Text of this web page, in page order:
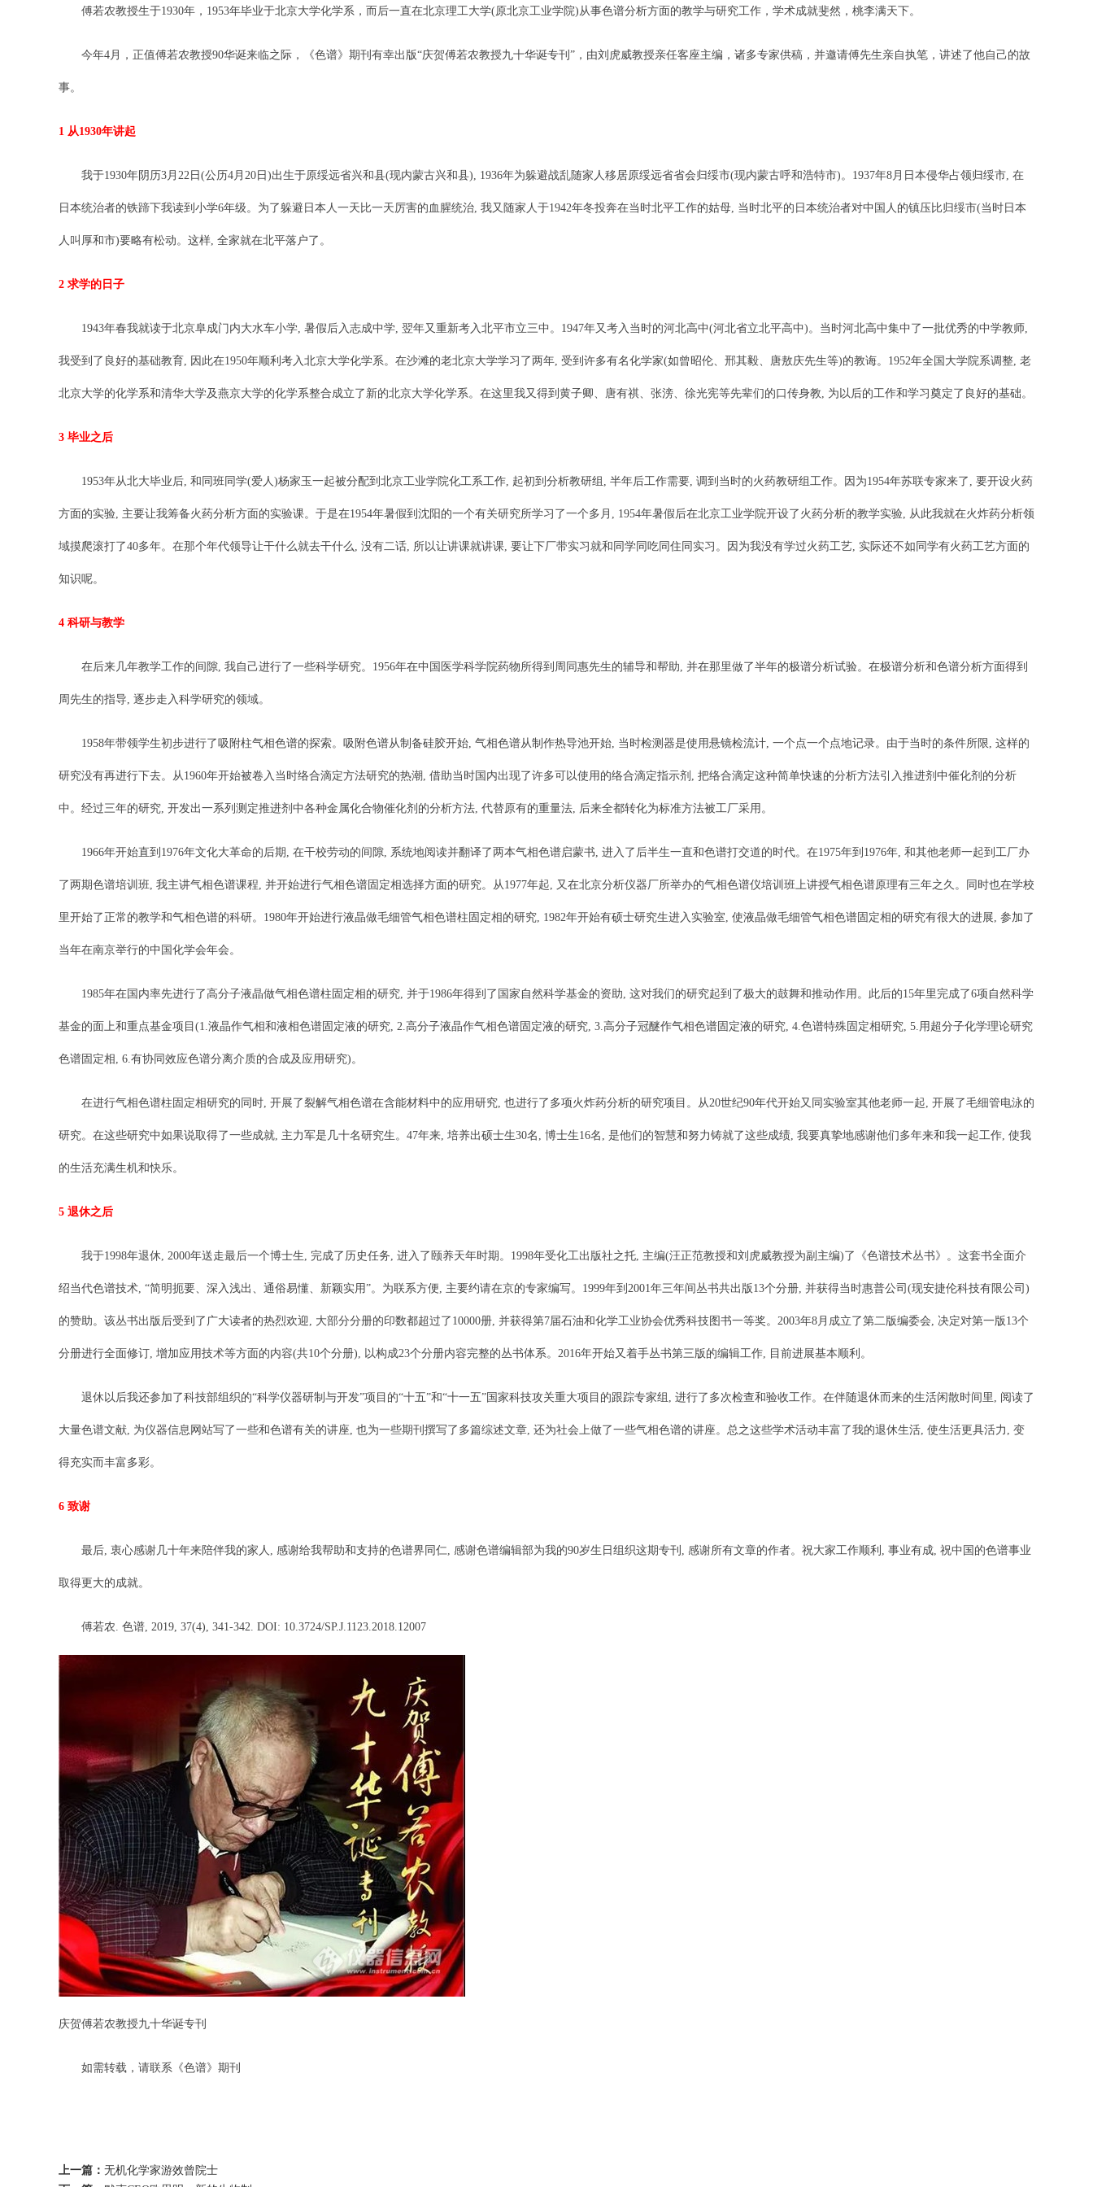
傅若农教授生于1930年，1953年毕业于北京大学化学系，而后一直在北京理工大学(原北京工业学院)从事色谱分析方面的教学与研究工作，学术成就斐然，桃李满天下。
今年4月，正值傅若农教授90华诞来临之际，《色谱》期刊有幸出版“庆贺傅若农教授九十华诞专刊”，由刘虎威教授亲任客座主编，诸多专家供稿，并邀请傅先生亲自执笔，讲述了他自己的故
事。
1 从1930年讲起
我于1930年阴历3月22日(公历4月20日)出生于原绥远省兴和县(现内蒙古兴和县), 1936年为躲避战乱随家人移居原绥远省省会归绥市(现内蒙古呼和浩特市)。1937年8月日本侵华占领归绥市, 在
日本统治者的铁蹄下我读到小学6年级。为了躲避日本人一天比一天厉害的血腥统治, 我又随家人于1942年冬投奔在当时北平工作的姑母, 当时北平的日本统治者对中国人的镇压比归绥市(当时日本
人叫厚和市)要略有松动。这样, 全家就在北平落户了。
2 求学的日子
1943年春我就读于北京阜成门内大水车小学, 暑假后入志成中学, 翌年又重新考入北平市立三中。1947年又考入当时的河北高中(河北省立北平高中)。当时河北高中集中了一批优秀的中学教师,
我受到了良好的基础教育, 因此在1950年顺利考入北京大学化学系。在沙滩的老北京大学学习了两年, 受到许多有名化学家(如曾昭伦、邢其毅、唐敖庆先生等)的教诲。1952年全国大学院系调整, 老
北京大学的化学系和清华大学及燕京大学的化学系整合成立了新的北京大学化学系。在这里我又得到黄子卿、唐有祺、张滂、徐光宪等先辈们的口传身教, 为以后的工作和学习奠定了良好的基础。
3 毕业之后
1953年从北大毕业后, 和同班同学(爱人)杨家玉一起被分配到北京工业学院化工系工作, 起初到分析教研组, 半年后工作需要, 调到当时的火药教研组工作。因为1954年苏联专家来了, 要开设火药
方面的实验, 主要让我筹备火药分析方面的实验课。于是在1954年暑假到沈阳的一个有关研究所学习了一个多月, 1954年暑假后在北京工业学院开设了火药分析的教学实验, 从此我就在火炸药分析领
域摸爬滚打了40多年。在那个年代领导让干什么就去干什么, 没有二话, 所以让讲课就讲课, 要让下厂带实习就和同学同吃同住同实习。因为我没有学过火药工艺, 实际还不如同学有火药工艺方面的
知识呢。
4 科研与教学
在后来几年教学工作的间隙, 我自己进行了一些科学研究。1956年在中国医学科学院药物所得到周同惠先生的辅导和帮助, 并在那里做了半年的极谱分析试验。在极谱分析和色谱分析方面得到
周先生的指导, 逐步走入科学研究的领域。
1958年带领学生初步进行了吸附柱气相色谱的探索。吸附色谱从制备硅胶开始, 气相色谱从制作热导池开始, 当时检测器是使用悬镜检流计, 一个点一个点地记录。由于当时的条件所限, 这样的
研究没有再进行下去。从1960年开始被卷入当时络合滴定方法研究的热潮, 借助当时国内出现了许多可以使用的络合滴定指示剂, 把络合滴定这种简单快速的分析方法引入推进剂中催化剂的分析
中。经过三年的研究, 开发出一系列测定推进剂中各种金属化合物催化剂的分析方法, 代替原有的重量法, 后来全都转化为标准方法被工厂采用。
1966年开始直到1976年文化大革命的后期, 在干校劳动的间隙, 系统地阅读并翻译了两本气相色谱启蒙书, 进入了后半生一直和色谱打交道的时代。在1975年到1976年, 和其他老师一起到工厂办
了两期色谱培训班, 我主讲气相色谱课程, 并开始进行气相色谱固定相选择方面的研究。从1977年起, 又在北京分析仪器厂所举办的气相色谱仪培训班上讲授气相色谱原理有三年之久。同时也在学校
里开始了正常的教学和气相色谱的科研。1980年开始进行液晶做毛细管气相色谱柱固定相的研究, 1982年开始有硕士研究生进入实验室, 使液晶做毛细管气相色谱固定相的研究有很大的进展, 参加了
当年在南京举行的中国化学会年会。
1985年在国内率先进行了高分子液晶做气相色谱柱固定相的研究, 并于1986年得到了国家自然科学基金的资助, 这对我们的研究起到了极大的鼓舞和推动作用。此后的15年里完成了6项自然科学
基金的面上和重点基金项目(1.液晶作气相和液相色谱固定液的研究, 2.高分子液晶作气相色谱固定液的研究, 3.高分子冠醚作气相色谱固定液的研究, 4.色谱特殊固定相研究, 5.用超分子化学理论研究
色谱固定相, 6.有协同效应色谱分离介质的合成及应用研究)。
在进行气相色谱柱固定相研究的同时, 开展了裂解气相色谱在含能材料中的应用研究, 也进行了多项火炸药分析的研究项目。从20世纪90年代开始又同实验室其他老师一起, 开展了毛细管电泳的
研究。在这些研究中如果说取得了一些成就, 主力军是几十名研究生。47年来, 培养出硕士生30名, 博士生16名, 是他们的智慧和努力铸就了这些成绩, 我要真挚地感谢他们多年来和我一起工作, 使我
的生活充满生机和快乐。
5 退休之后
我于1998年退休, 2000年送走最后一个博士生, 完成了历史任务, 进入了颐养天年时期。1998年受化工出版社之托, 主编(汪正范教授和刘虎威教授为副主编)了《色谱技术丛书》。这套书全面介
绍当代色谱技术, “简明扼要、深入浅出、通俗易懂、新颖实用”。为联系方便, 主要约请在京的专家编写。1999年到2001年三年间丛书共出版13个分册, 并获得当时惠普公司(现安捷伦科技有限公司)
的赞助。该丛书出版后受到了广大读者的热烈欢迎, 大部分分册的印数都超过了10000册, 并获得第7届石油和化学工业协会优秀科技图书一等奖。2003年8月成立了第二版编委会, 决定对第一版13个
分册进行全面修订, 增加应用技术等方面的内容(共10个分册), 以构成23个分册内容完整的丛书体系。2016年开始又着手丛书第三版的编辑工作, 目前进展基本顺利。
退休以后我还参加了科技部组织的“科学仪器研制与开发”项目的“十五”和“十一五”国家科技攻关重大项目的跟踪专家组, 进行了多次检查和验收工作。在伴随退休而来的生活闲散时间里, 阅读了
大量色谱文献, 为仪器信息网站写了一些和色谱有关的讲座, 也为一些期刊撰写了多篇综述文章, 还为社会上做了一些气相色谱的讲座。总之这些学术活动丰富了我的退休生活, 使生活更具活力, 变
得充实而丰富多彩。
6 致谢
最后, 衷心感谢几十年来陪伴我的家人, 感谢给我帮助和支持的色谱界同仁, 感谢色谱编辑部为我的90岁生日组织这期专刊, 感谢所有文章的作者。祝大家工作顺利, 事业有成, 祝中国的色谱事业
取得更大的成就。
傅若农. 色谱, 2019, 37(4), 341-342. DOI: 10.3724/SP.J.1123.2018.12007
庆贺傅若农教授九十华诞专刊
如需转载，请联系《色谱》期刊
上一篇： 无机化学家游效曾院士